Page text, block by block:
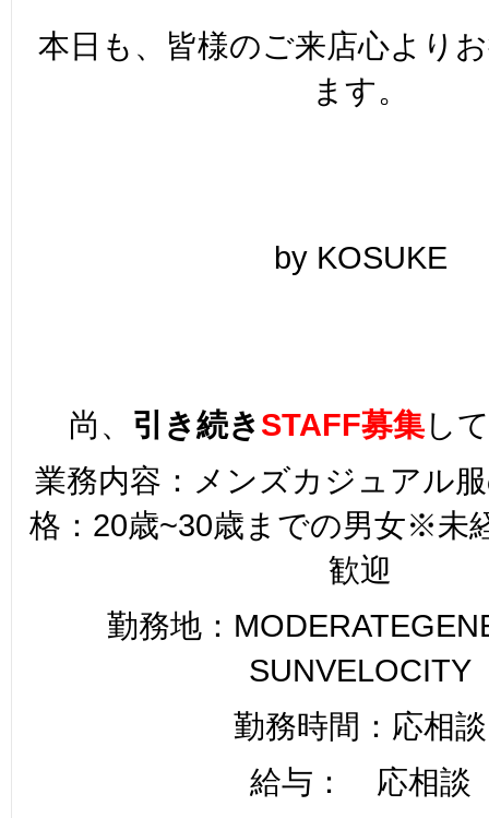
本日も、皆様のご来店心より
ます。
by KOSUKE
尚、 引き続きSTAFF募集し
業務内容：メンズカジュアル
格：20歳~30歳までの男女※未
歓迎
勤務地：
SUNVELOCITY
勤務時間：応相談
給与： 応相談